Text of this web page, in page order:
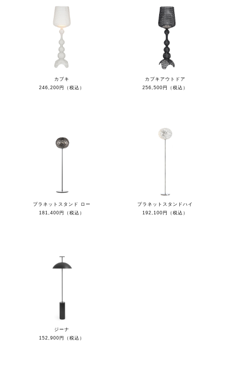
カブキ
246,200円（税込）
カブキアウトドア
256,500円（税込）
プラネットスタンド ロー
181,400円（税込）
プラネットスタンドハイ
192,100円（税込）
ジーナ
152,900円（税込）